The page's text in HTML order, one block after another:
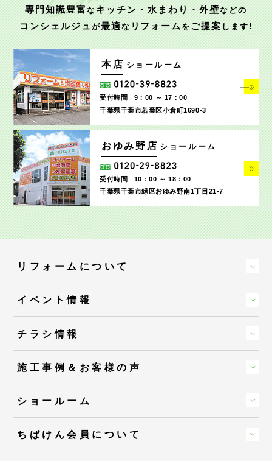
専門知識豊富なキッチン・水まわり・外壁などの
コンシェルジュが最適なリフォームをご提案します!
本店 ショールーム
受付時間
9：00 ～ 17：00
千葉県千葉市若葉区小倉町1690‐3
おゆみ野店 ショールーム
受付時間
10：00 ～ 18：00
千葉県千葉市緑区おゆみ野南1丁目21-7
リフォームについて
イベント情報
チラシ情報
施工事例＆お客様の声
ショールーム
ちばけん会員について